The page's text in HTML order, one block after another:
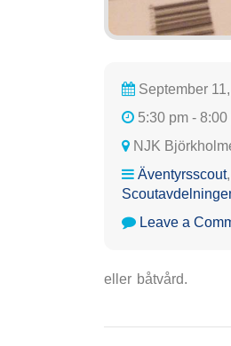
September
5:30 pm - 8:00
NJK
Äventyrsscout,
Leave a
eller båtvård.